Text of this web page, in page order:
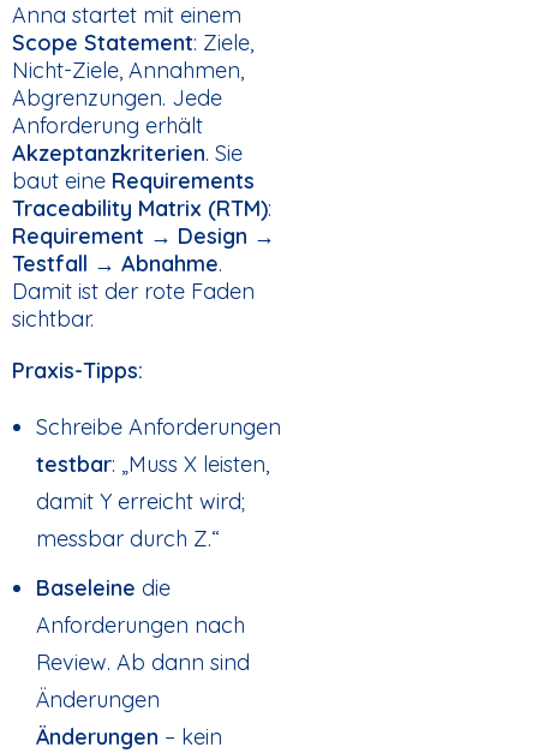
Anna startet mit einem
Scope Statement: Ziele,
Nicht-Ziele, Annahmen,
Abgrenzungen. Jede
Anforderung erhält
Akzeptanzkriterien. Sie
baut eine Requirements
Traceability Matrix (RTM):
Requirement → Design →
Testfall → Abnahme.
Damit ist der rote Faden
sichtbar.
Praxis-Tipps:
Schreibe Anforderungen
testbar: „Muss X leisten,
damit Y erreicht wird;
messbar durch Z.“
Baseleine die
Anforderungen nach
Review. Ab dann sind
Änderungen
Änderungen – kein